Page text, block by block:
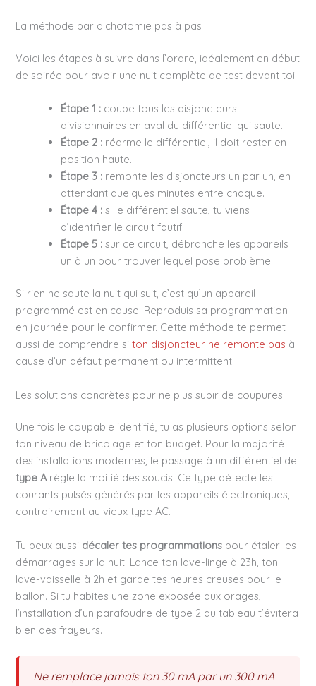
La méthode par dichotomie pas à pas
Voici les étapes à suivre dans l’ordre, idéalement en début
de soirée pour avoir une nuit complète de test devant toi.
Étape 1 : coupe tous les disjoncteurs
divisionnaires en aval du différentiel qui saute.
Étape 2 : réarme le différentiel, il doit rester en
position haute.
Étape 3 : remonte les disjoncteurs un par un, en
attendant quelques minutes entre chaque.
Étape 4 : si le différentiel saute, tu viens
d’identifier le circuit fautif.
Étape 5 : sur ce circuit, débranche les appareils
un à un pour trouver lequel pose problème.
Si rien ne saute la nuit qui suit, c’est qu’un appareil
programmé est en cause. Reproduis sa programmation
en journée pour le confirmer. Cette méthode te permet
aussi de comprendre siton disjoncteur ne remonte pas à
cause d’un défaut permanent ou intermittent.
Les solutions concrètes pour ne plus subir de coupures
Une fois le coupable identifié, tu as plusieurs options selon
ton niveau de bricolage et ton budget. Pour la majorité
des installations modernes, le passage à un différentiel de
type Arègle la moitié des soucis. Ce type détecte les
courants pulsés générés par les appareils électroniques,
contrairement au vieux type AC.
Tu peux aussi décaler tes programmations pour étaler les
démarrages sur la nuit. Lance ton lave-linge à 23h, ton
lave-vaisselle à 2h et garde tes heures creuses pour le
ballon. Si tu habites une zone exposée aux orages,
l’installation d’un parafoudre de type 2 au tableau t’évitera
bien des frayeurs.
Ne remplace jamais ton 30 mA par un 300 mA